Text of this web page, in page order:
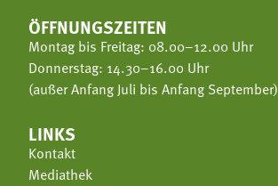
ÖFFNUNGSZEITEN
Montag bis Freitag: 08.00–12.00 Uhr
Donnerstag: 14.30–16.00 Uhr
(außer Anfang Juli bis Anfang September)
LINKS
Kontakt
Mediathek